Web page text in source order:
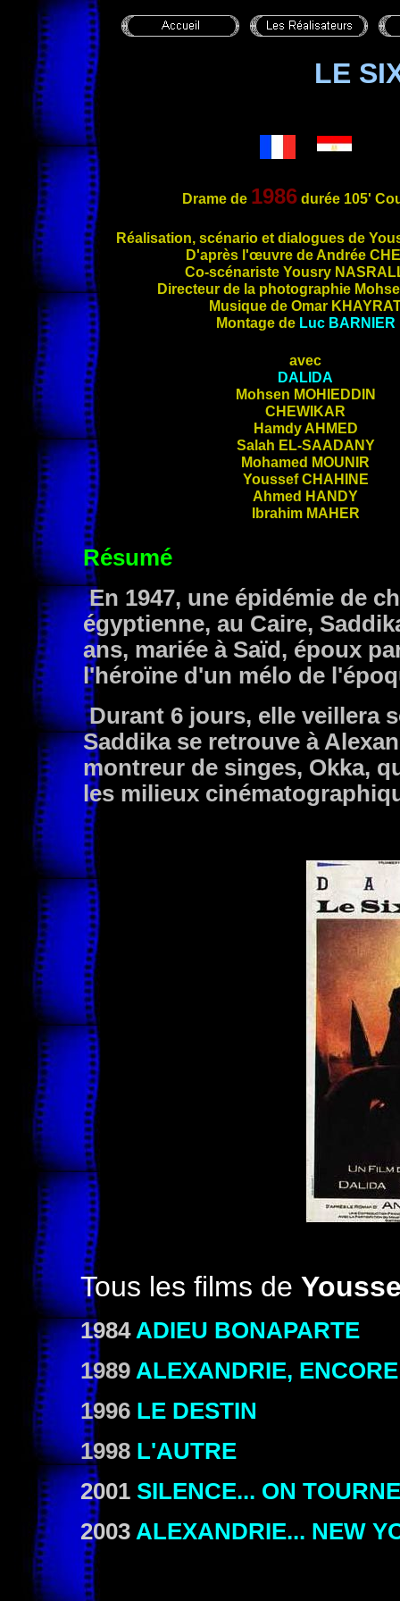
LE
Drame de 1986durée 105'
Réalisation, scénario et dialogues de
D'après l'œuvre de Andrée
Co-scénariste Yousry
Directeur de la photographie
Musique de Omar
Montage de Luc BARNIER
avec
DALIDA
Mohsen MOHIEDDIN
CHEWIKAR
Hamdy AHMED
Salah EL-SAADANY
Mohamed MOUNIR
YoussefCHAHINE
Ahmed HANDY
Ibrahim MAHER
Résumé
En 1947, une épidémie de
égyptienne, au Caire,
ans, mariée à Saïd, époux
l'héroïne d'un mélo de
Durant 6 jours, elle veillera
Saddika se retrouve à
montreur de singes, Okka,
les milieux
Tous les films de
1984 ADIEU BONAPARTE
1989 ALEXANDRIE,
1996 LE DESTIN
1998 L'AUTRE
2001 SILENCE... ON TOURNE
2003 ALEXANDRIE... NEW